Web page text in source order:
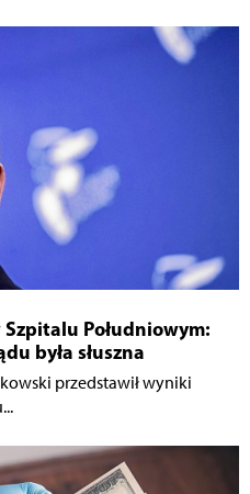
Południowym:
była słuszna
przedstawił wyniki